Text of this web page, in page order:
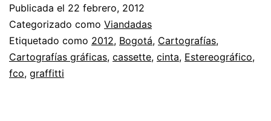
Publicada el 22 febrero, 2012
Categorizado como Viandadas
Etiquetado como 2012, Bogotá, Cartografías,
Cartografías gráficas, cassette, cinta, Estereográfico,
fco, graffitti